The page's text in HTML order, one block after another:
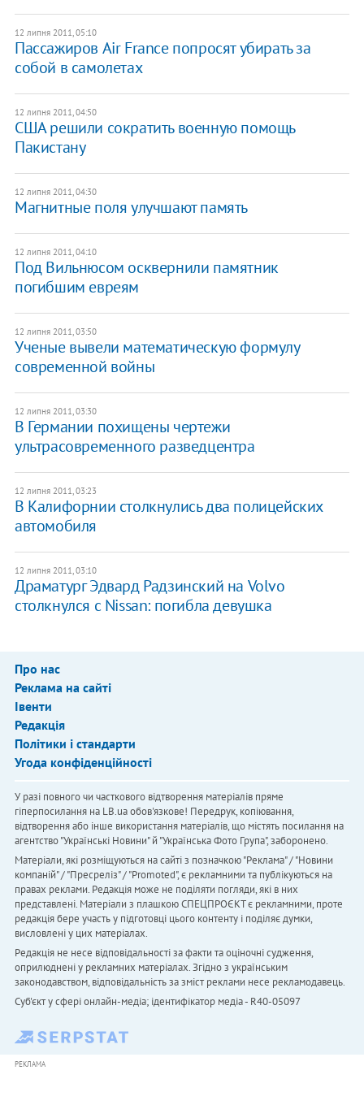
12 липня 2011, 05:10
Пассажиров Air France попросят убирать за
собой в самолетах
12 липня 2011, 04:50
США решили сократить военную помощь
Пакистану
12 липня 2011, 04:30
Магнитные поля улучшают память
12 липня 2011, 04:10
Под Вильнюсом осквернили памятник
погибшим евреям
12 липня 2011, 03:50
Ученые вывели математическую формулу
современной войны
12 липня 2011, 03:30
В Германии похищены чертежи
ультрасовременного разведцентра
12 липня 2011, 03:23
В Калифорнии столкнулись два полицейских
автомобиля
12 липня 2011, 03:10
Драматург Эдвард Радзинский на Volvo
столкнулся с Nissan: погибла девушка
Про нас
Реклама на сайті
Івенти
Редакція
Політики і стандарти
Угода конфіденційності
У разі повного чи часткового відтворення матеріалів пряме
гіперпосилання на LB.ua обов'язкове! Передрук, копіювання,
відтворення або інше використання матеріалів, що містять посилання на
агентство "Українськi Новини" й "Українська Фото Група", заборонено.
Матеріали, які розміщуються на сайті з позначкою "Реклама" / "Новини
компаній" / "Пресреліз" / "Promoted", є рекламними та публікуються на
правах реклами. Редакція може не поділяти погляди, які в них
представлені. Матеріали з плашкою СПЕЦПРОЄКТ є рекламними, проте
редакція бере участь у підготовці цього контенту і поділяє думки,
висловлені у цих матеріалах.
Редакція не несе відповідальності за факти та оціночні судження,
оприлюднені у рекламних матеріалах. Згідно з українським
законодавством, відповідальність за зміст реклами несе рекламодавець.
Cуб'єкт у сфері онлайн-медіа; ідентифікатор медіа - R40-05097
РЕКЛАМА